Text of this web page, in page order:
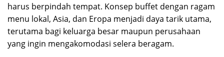
harus berpindah tempat. Konsep buffet dengan ragam
menu lokal, Asia, dan Eropa menjadi daya tarik utama,
terutama bagi keluarga besar maupun perusahaan
yang ingin mengakomodasi selera beragam.